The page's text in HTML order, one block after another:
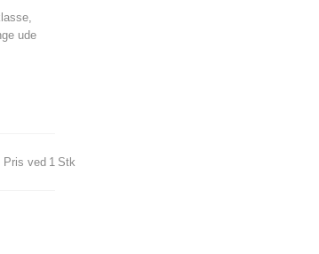
ude
Pris ved 1 Stk